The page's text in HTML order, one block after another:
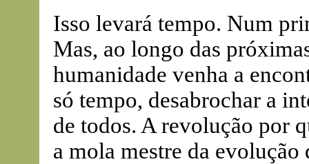
Isso levará tempo. Num
Mas, ao longo das
humanidade venha a
só tempo, desabrochar a
de todos. A revolução por
a mola mestre da